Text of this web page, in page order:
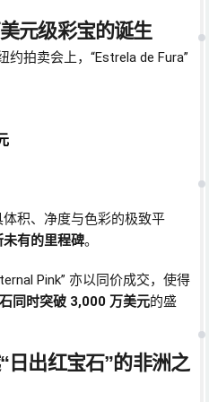
元级彩宝的诞生
拍卖会上，“Estrela de Fura”
积、净度与色彩的极致平
有的里程碑。
Pink” 亦以同价成交，使得
同时突破 3,000 万美元的盛
日出红宝石”的非洲之